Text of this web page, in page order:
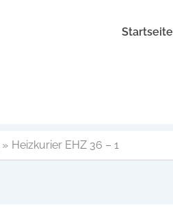
Startseite
Heizkurier EHZ 36 – 1